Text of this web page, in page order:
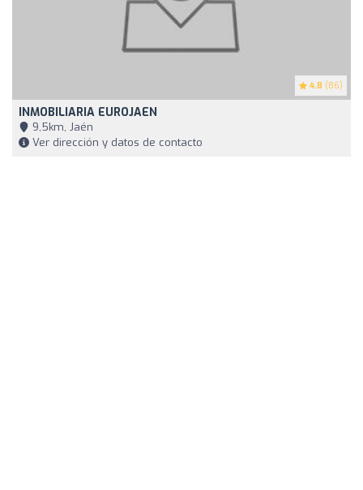
4.8 (86)
INMOBILIARIA EUROJAEN
9,5km, Jaén
Ver dirección y datos de contacto